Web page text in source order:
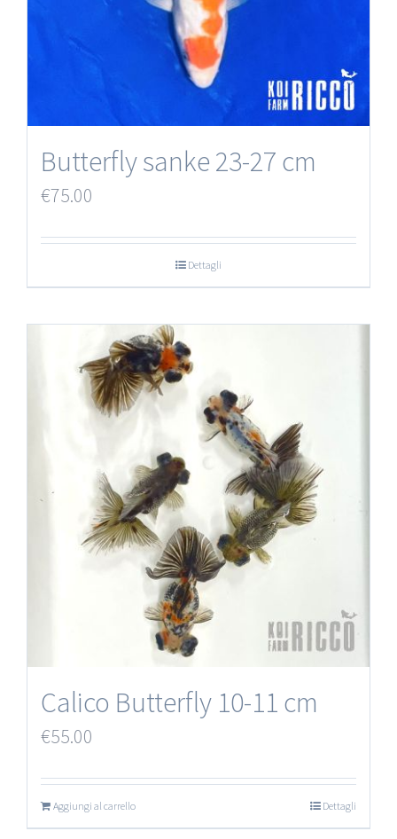
Butterfly sanke 23-27 cm
€75.00
Dettagli
Calico Butterfly 10-11 cm
€55.00
Aggiungi al carrello Dettagli